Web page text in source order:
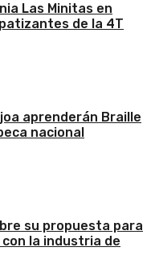
Las Minitas en
de la 4T
aprenderán Braille
nacional
su propuesta para
la industria de